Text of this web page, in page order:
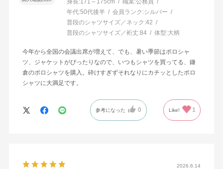
身長:171～175cm 職業:公務員
年代:50代後半 会員ランク:シルバー
普段のシャツサイズ／ネック:42
普段のシャツサイズ／裄丈:84 体型:大柄
今年から全国の会議出席が増えて、でも、暑い季節はポロシャ
ツ、ジャケットがぴったりなので、いつもシャツを買ってる、鎌
倉のポロシャツを購入。砕けすぎずそれなりにカチッとしたポロ
シャツに大満足です。
参考になった 0 Like! 1
2026.6.14